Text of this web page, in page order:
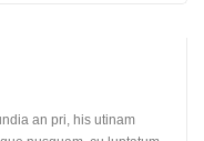
an pri, his utinam